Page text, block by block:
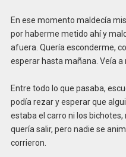
En ese momento maldecía
por haberme metido ahí y
afuera. Quería esconderme,
esperar hasta mañana. Veía a
Entre todo lo que pasaba,
podía rezar y esperar que
estaba el carro ni los
quería salir, pero nadie se
corrieron.